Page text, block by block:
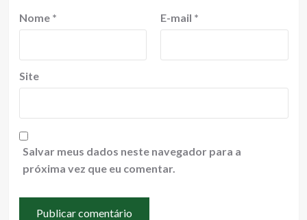
Nome * E-mail *
Site
Salvar meus dados neste navegador para a
próxima vez que eu comentar.